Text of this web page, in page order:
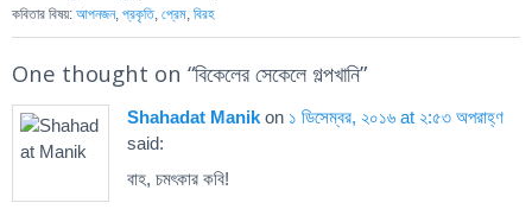
কবিতার বিষয়: আপনজন, প্রকৃতি, প্রেম, বিরহ
One thought on “বিকেলের সেকেলে গল্পখানি”
Shahadat Manik on ১ ডিসেম্বর, ২০১৬ at ২:৫৩ অপরাহ্ণ
said:
বাহ, চমৎকার কবি!